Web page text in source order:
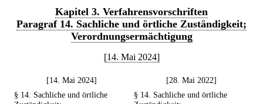
Kapitel 3. Verfahrensvorschriften
Paragraf 14. Sachliche und örtliche Zuständigkeit;
Verordnungsermächtigung
[14. Mai 2024]
[14. Mai 2024]
[28. Mai 2022]
§ 14. Sachliche und örtliche
§ 14. Sachliche und örtliche